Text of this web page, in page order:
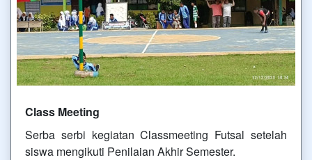
Class Meeting
Serba serbi kegiatan Classmeeting Futsal setelah
siswa mengikuti Penilaian Akhir Semester.